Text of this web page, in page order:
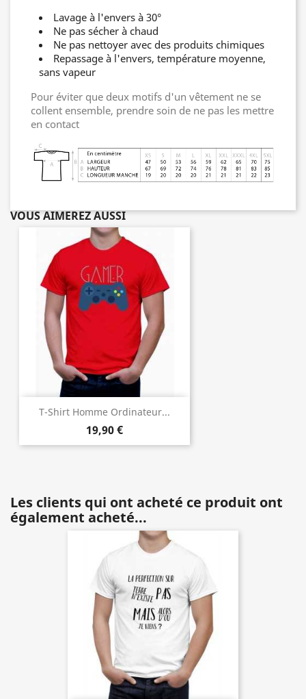
Lavage à l'envers à 30°
Ne pas sécher à chaud
Ne pas nettoyer avec des produits chimiques
Repassage à l'envers, température moyenne,
sans vapeur
Pour éviter que deux motifs d'un vêtement ne se
collent ensemble, prendre soin de ne pas les mettre
en contact
VOUS AIMEREZ AUSSI
T-Shirt Homme Ordinateur...
19,90 €
Les clients qui ont acheté ce produit ont
également acheté...